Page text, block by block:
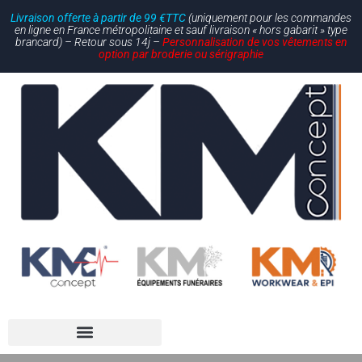
Livraison offerte à partir de 99 €TTC(uniquement pour les commandes
en ligne en France métropolitaine et sauf livraison « hors gabarit » type
brancard) – Retour sous 14j – Personnalisation de vos vêtements en
option par broderie ou sérigraphie